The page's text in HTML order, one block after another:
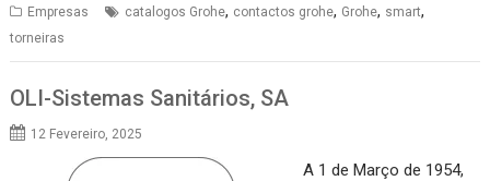
Empresas catalogos Grohe, contactos grohe, Grohe, smart,
torneiras
OLI-Sistemas Sanitários, SA
12 Fevereiro, 2025
A 1 de Março de 1954,